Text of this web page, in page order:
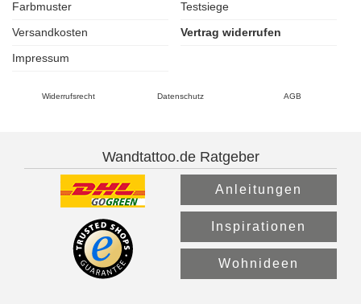
Farbmuster
Testsiege
Versandkosten
Vertrag widerrufen
Impressum
Widerrufsrecht Datenschutz AGB
Wandtattoo.de Ratgeber
Anleitungen
Inspirationen
Wohnideen